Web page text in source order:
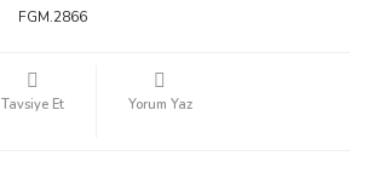
FGM.2866
Tavsiye Et Yorum Yaz